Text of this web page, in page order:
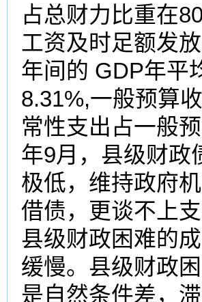
占总财力比重在
工资及时足额发
年间的 GDP年平
8.31%,一般预算
常性支出占一般
年9月，县级财政
极低，维持政府
借债，更谈不上
县级财政困难的
缓慢。县级财政
是自然条件差，